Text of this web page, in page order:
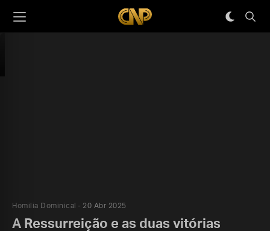
Homilia Dominical 20 Abr 2025
A Ressurreição e as duas vitórias